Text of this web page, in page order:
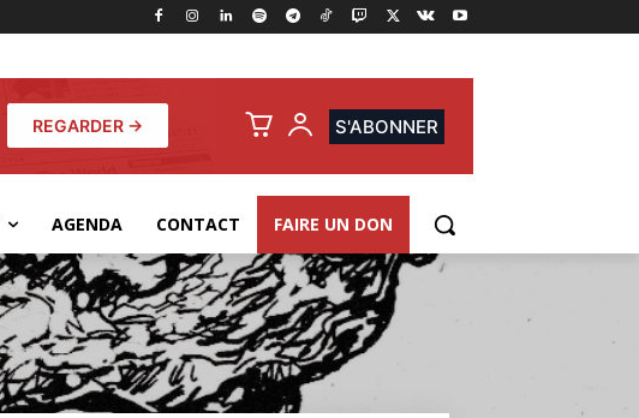
REGARDER → S'ABONNER
AGENDA CONTACT FAIRE UN DON